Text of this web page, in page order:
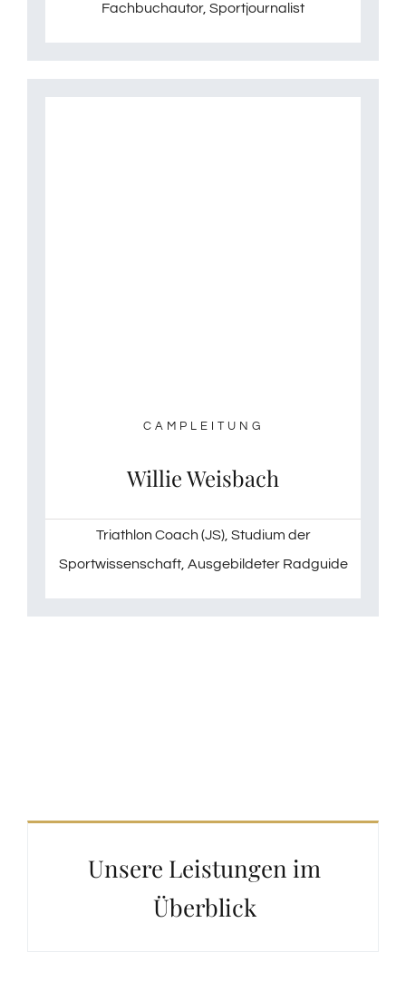
Fachbuchautor, Sportjournalist
CAMPLEITUNG
Willie Weisbach
Triathlon Coach (JS), Studium der
Sportwissenschaft, Ausgebildeter Radguide
Unsere Leistungen im
Überblick